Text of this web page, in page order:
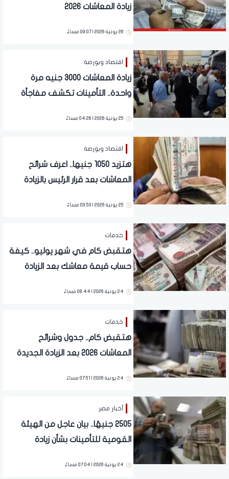
زيادة المعاشات 2026
26 يونية 2026 | 09:07 مساءً
اقتصاد وبورصة
زيادة المعاشات 3000 جنيه مرة
واحدة.. التأمينات تكشف مفاجأة
25 يونية 2026 | 04:26 مساءً
اقتصاد وبورصة
هتزيد 1050 جنيها.. اعرف شرائح
المعاشات بعد قرار الرئيس بالزيادة
25 يونية 2026 | 03:53 مساءً
خدمات
هتقبض كام في شهر يوليو.. كيفة
حساب قيمة معاشك بعد الزيادة
24 يونية 2026 | 08:44 مساءً
خدمات
هتقبض كام.. جدول وشرائح
المعاشات 2026 بعد الزيادة الجديدة
24 يونية 2026 | 07:51 مساءً
أخبار مصر
2505 جنيهًا.. بيان عاجل من الهيئة
القومية للتأمينات بشأن زيادة
24 يونية 2026 | 07:04 مساءً